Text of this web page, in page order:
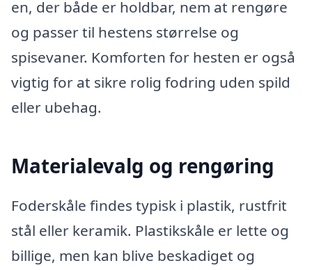
en, der både er holdbar, nem at rengøre
og passer til hestens størrelse og
spisevaner. Komforten for hesten er også
vigtig for at sikre rolig fodring uden spild
eller ubehag.
Materialevalg og rengøring
Foderskåle findes typisk i plastik, rustfrit
stål eller keramik. Plastikskåle er lette og
billige, men kan blive beskadiget og